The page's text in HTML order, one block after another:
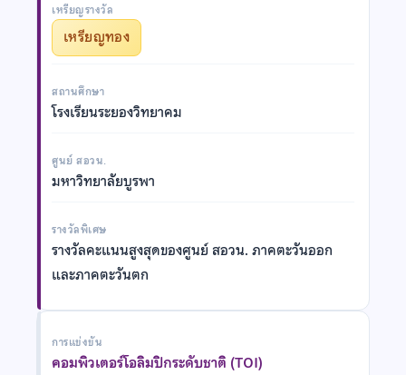
เหรียญรางวัล
เหรียญทอง
สถานศึกษา
โรงเรียนระยองวิทยาคม
ศูนย์ สอวน.
มหาวิทยาลัยบูรพา
รางวัลพิเศษ
รางวัลคะแนนสูงสุดของศูนย์ สอวน. ภาคตะวันออก
และภาคตะวันตก
การแข่งขัน
คอมพิวเตอร์โอลิมปิกระดับชาติ (TOI)